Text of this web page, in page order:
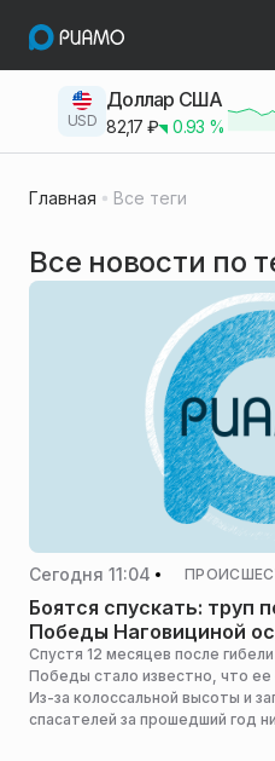
USD
Доллар США
82,17 ₽ 0.93 %
Главная Все теги
Все новости по
Сегодня 11:04
Боятся спускать: труп
Победы Наговициной
Спустя 12 месяцев после
Победы стало известно, что ее
Из-за колоссальной высоты и
спасателей за прошедший год